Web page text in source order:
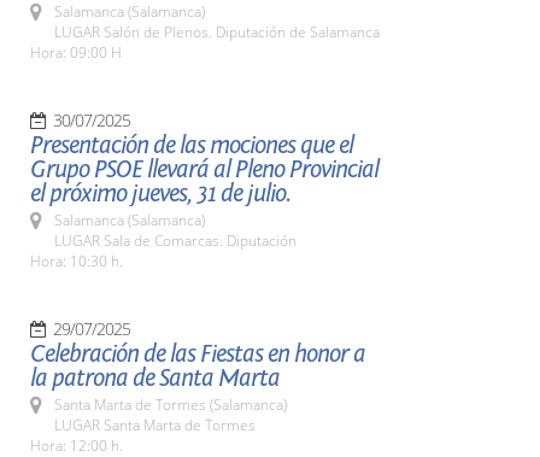
Salamanca (Salamanca)
LUGAR Salón de Plenos. Diputación de Salamanca
Hora: 09:00 H
30/07/2025
Presentación de las mociones que el
Grupo PSOE llevará al Pleno Provincial
el próximo jueves, 31 de julio.
Salamanca (Salamanca)
LUGAR Sala de Comarcas. Diputación
Hora: 10:30 h.
29/07/2025
Celebración de las Fiestas en honor a
la patrona de Santa Marta
Santa Marta de Tormes (Salamanca)
LUGAR Santa Marta de Tormes
Hora: 12:00 h.